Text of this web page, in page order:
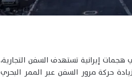
هجمات إيرانية تستهدف السفن التجارية،
حركة مرور السفن عبر الممر البحري